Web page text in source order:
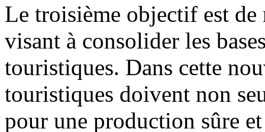
Le troisième objectif est de
visant à consolider les
touristiques. Dans cette
touristiques doivent non
pour une production sûre